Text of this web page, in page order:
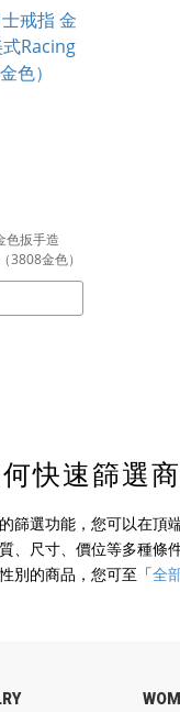
色扳手造
3808金色）
快速篩選
篩選功能，您可以在頂
、尺寸、價位等多種條
別的商品，您可至 「全